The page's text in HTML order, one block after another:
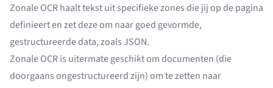
Zonale OCR haalt tekst uit specifieke zones die jij op de pagina
definieert en zet deze om naar goed gevormde,
gestructureerde data, zoals JSON.
Zonale OCR is uitermate geschikt om documenten (die
doorgaans ongestructureerd zijn) om te zetten naar